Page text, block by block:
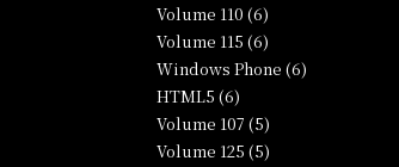
Volume 110 (6)
Volume 115 (6)
Windows Phone (6)
HTML5 (6)
Volume 107 (5)
Volume 125 (5)